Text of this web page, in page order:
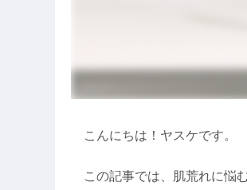
こんにちは！ヤスケです。
この記事では、肌荒れに悩